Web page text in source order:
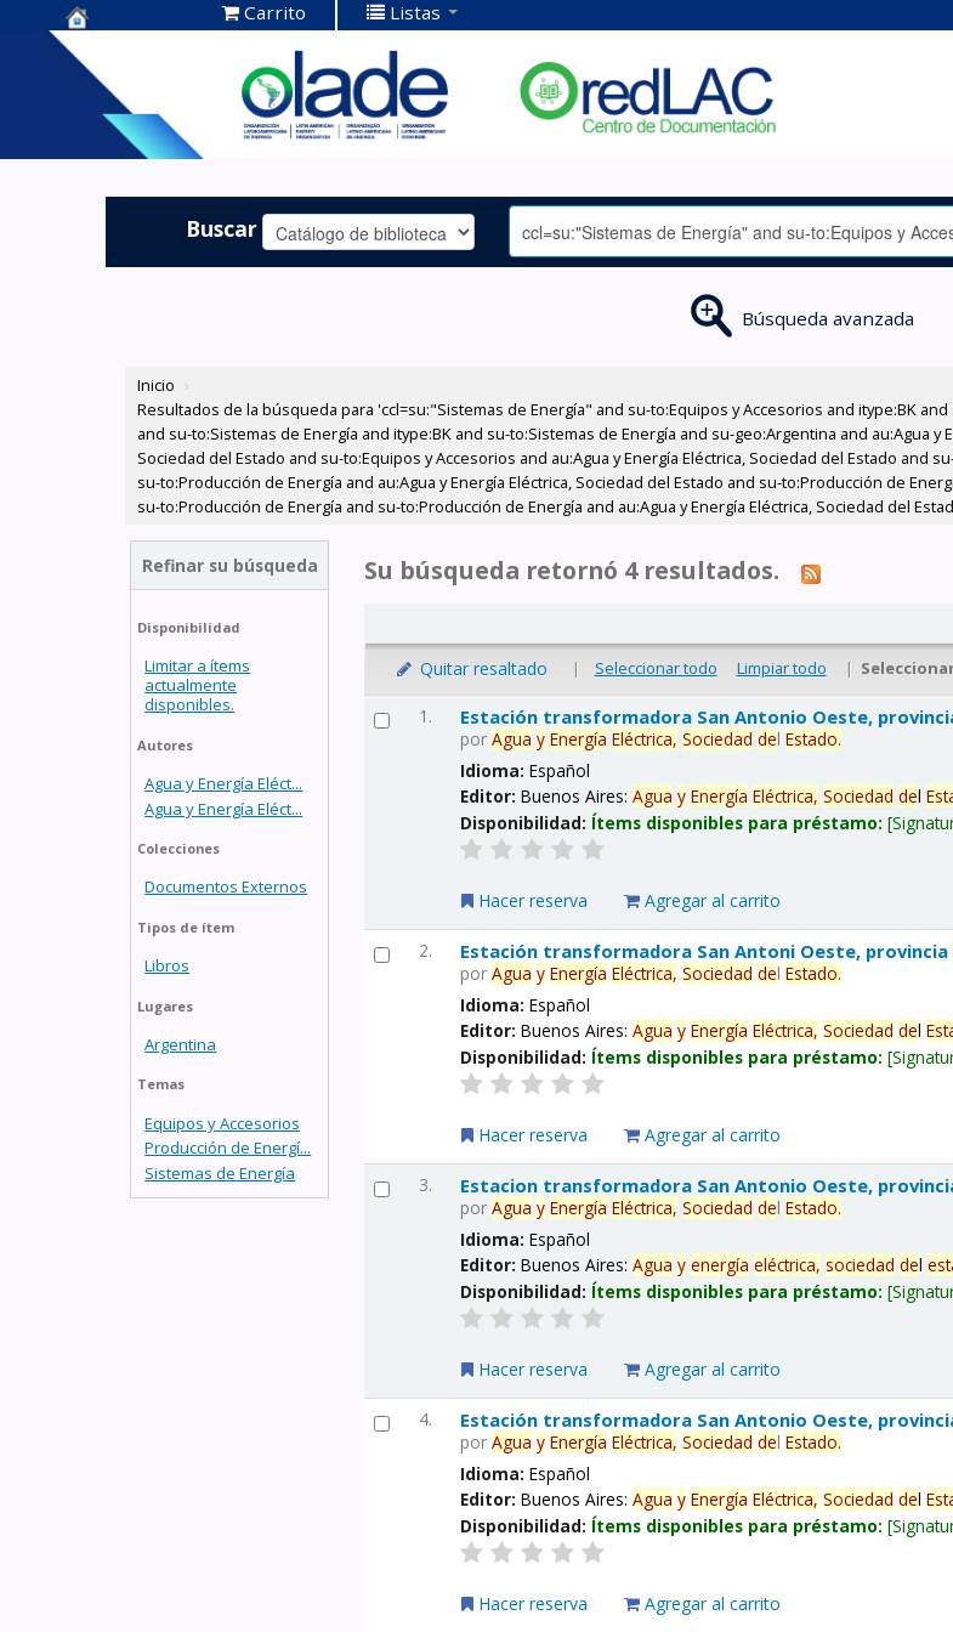
Centro de
Documentación
OLADE -
Carrito Listas
Buscar
Búsqueda avanzada
Inicio ›
Resultados de la búsqueda para 'ccl=su:"Sistemas de Energía" and su-to:Equipos y Accesorios and itype:BK and
and su-to:Sistemas de Energía and itype:BK and su-to:Sistemas de Energía and su-geo:Argentina and au:Agua y
Sociedad del Estado and su-to:Equipos y Accesorios and au:Agua y Energía Eléctrica, Sociedad del Estado and
su-to:Producción de Energía and au:Agua y Energía Eléctrica, Sociedad del Estado and su-to:Producción de
su-to:Producción de Energía and su-to:Producción de Energía and au:Agua y Energía Eléctrica, Sociedad del
Refinar su búsqueda
Disponibilidad
Limitar a ítems
actualmente
disponibles.
Autores
Agua y Energía Eléct...
Agua y Energía Eléct...
Colecciones
Documentos Externos
Tipos de ítem
Libros
Lugares
Argentina
Temas
Equipos y Accesorios
Producción de Energí...
Sistemas de Energía
Su búsqueda retornó 4 resultados.
Quitar resaltado | Seleccionar todo Limpiar todo |
1. Estación transformadora San Antonio Oeste,
porAgua y Energía Eléctrica, Sociedad delEstado.
Idioma:Español
Editor:Buenos Aires:Agua y Energía Eléctrica, Sociedad del
Disponibilidad: Ítems disponibles para préstamo:
Hacer reserva Agregar al carrito
2. Estación transformadora San Antoni Oeste, provincia
porAgua y Energía Eléctrica, Sociedad delEstado.
Idioma:Español
Editor:Buenos Aires:Agua y Energía Eléctrica, Sociedad del
Disponibilidad: Ítems disponibles para préstamo:
Hacer reserva Agregar al carrito
3. Estacion transformadora San Antonio Oeste,
porAgua y Energía Eléctrica, Sociedad delEstado.
Idioma:Español
Editor:Buenos Aires:Agua y energía eléctrica, sociedad del
Disponibilidad: Ítems disponibles para préstamo:
Hacer reserva Agregar al carrito
4. Estación transformadora San Antonio Oeste,
porAgua y Energía Eléctrica, Sociedad delEstado.
Idioma:Español
Editor:Buenos Aires:Agua y Energía Eléctrica, Sociedad del
Disponibilidad: Ítems disponibles para préstamo:
Hacer reserva Agregar al carrito